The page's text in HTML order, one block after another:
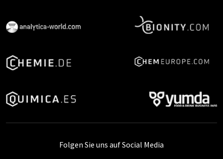
Folgen Sie uns auf Social Media